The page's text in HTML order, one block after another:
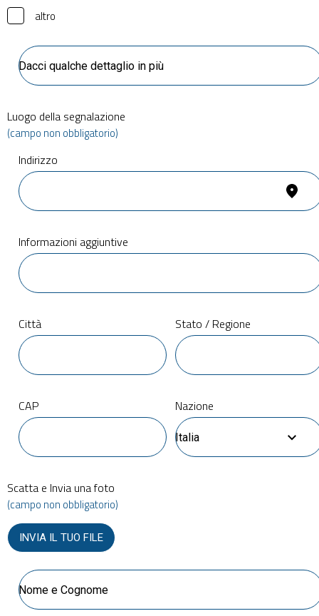
altro
Luogo della segnalazione
(campo non obbligatorio)
Indirizzo
Informazioni aggiuntive
Città Stato / Regione
CAP Nazione
Italia
Scatta e Invia una foto
(campo non obbligatorio)
INVIA IL TUO FILE